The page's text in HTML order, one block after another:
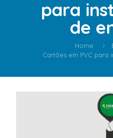
para
de
Home
Cartões em PVC para